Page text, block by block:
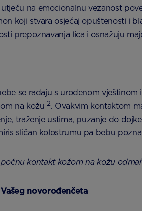
na emocionalnu vezanost
koji stvara osjećaj opuštenosti i
prepoznavanja lica i osnažuju
se rađaju s urođenom
na kožu2. Ovakvim kontaktom
traženje ustima, puzanje do
sličan kolostrumu pa bebu
kontakt kožom na kožu
novorođenčeta